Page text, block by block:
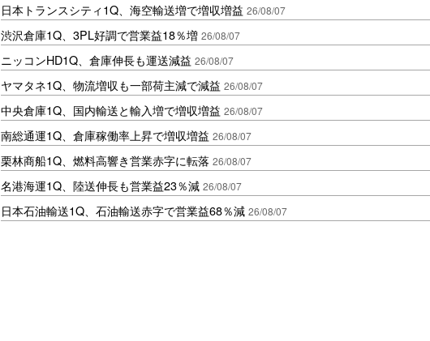
日本トランスシティ1Q、海空輸送増で増収増益 26/08/07
渋沢倉庫1Q、3PL好調で営業益18％増 26/08/07
ニッコンHD1Q、倉庫伸長も運送減益 26/08/07
ヤマタネ1Q、物流増収も一部荷主減で減益 26/08/07
中央倉庫1Q、国内輸送と輸入増で増収増益 26/08/07
南総通運1Q、倉庫稼働率上昇で増収増益 26/08/07
栗林商船1Q、燃料高響き営業赤字に転落 26/08/07
名港海運1Q、陸送伸長も営業益23％減 26/08/07
日本石油輸送1Q、石油輸送赤字で営業益68％減 26/08/07